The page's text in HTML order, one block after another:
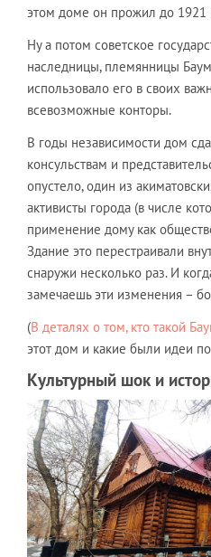
этом доме он прожил до 1921
Ну а потом советское
наследницы, племянницы
использовало его в своих
всевозможные конторы.
В годы независимости дом
консульствам и
опустело, один из
активисты города (в числе
применение дому как
Здание это перестраивали
снаружи несколько раз. И
замечаешь эти изменения –
(В деталях о том, кто такой
этот дом и какие были идеи
Культурный шок и